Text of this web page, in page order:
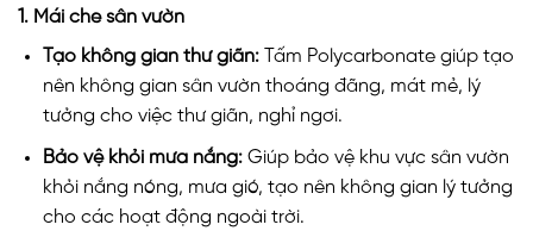
1. Mái che sân vườn
Tạo không gian thư giãn:Tấm Polycarbonate giúp tạo
nên không gian sân vườn thoáng đãng, mát mẻ, lý
tưởng cho việc thư giãn, nghỉ ngơi.
Bảo vệ khỏi mưa nắng:Giúp bảo vệ khu vực sân vườn
khỏi nắng nóng, mưa gió, tạo nên không gian lý tưởng
cho các hoạt động ngoài trời.